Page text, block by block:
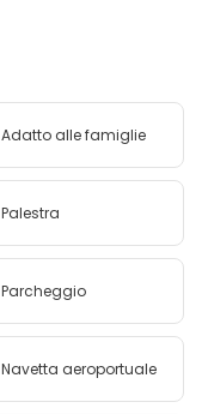
Adatto alle famiglie
Palestra
Parcheggio
Navetta aeroportuale